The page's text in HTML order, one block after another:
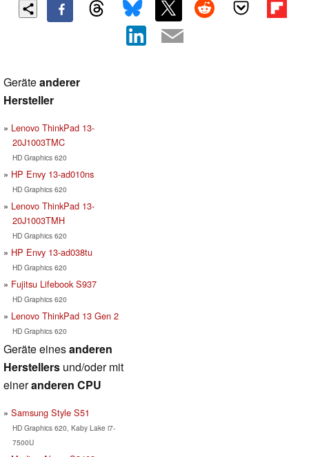
Geräteanderer
Hersteller
Lenovo ThinkPad 13-
20J1003TMC
HD Graphics 620
HP Envy 13-ad010ns
HD Graphics 620
Lenovo ThinkPad 13-
20J1003TMH
HD Graphics 620
HP Envy 13-ad038tu
HD Graphics 620
Fujitsu Lifebook S937
HD Graphics 620
Lenovo ThinkPad 13 Gen 2
HD Graphics 620
Geräte einesanderen
Herstellers und/oder mit
eineranderen CPU
Samsung Style S51
HD Graphics 620, Kaby Lake i7-
7500U